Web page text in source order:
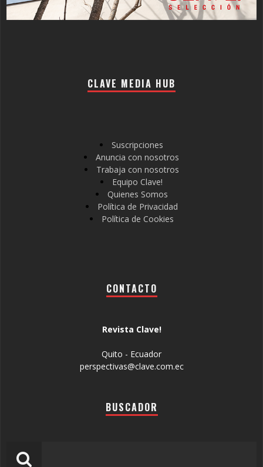
CLAVE MEDIA HUB
Suscripciones
Anuncia con nosotros
Trabaja con nosotros
Equipo Clave!
Quienes Somos
Política de Privacidad
Política de Cookies
CONTACTO
Revista Clave!
Quito - Ecuador
perspectivas@clave.com.ec
BUSCADOR